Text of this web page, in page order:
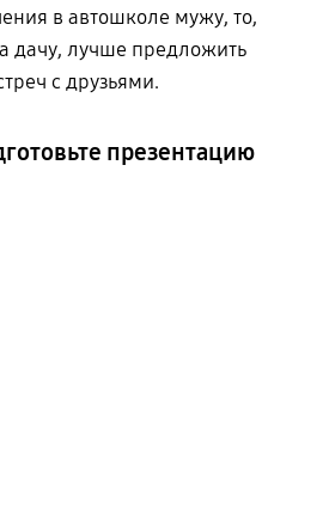
в автошколе мужу, то,
дачу, лучше предложить
с друзьями.
презентацию